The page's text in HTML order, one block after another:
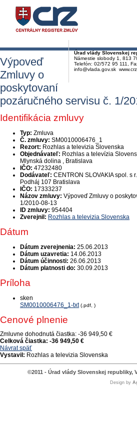
Úrad vlády Slovenskej
Námestie slobody 1, 813
Telefón: 02/572 95 111,
info@vlada.gov.sk
Výpoveď
Zmluvy o
poskytovaní
pozáručného servisu č. 1/
Identifikácia zmluvy
Typ: Zmluva
Č. zmluvy: SM0010006476_1
Rezort: Rozhlas a televizia Slovenska
Objednávateľ: Rozhlas a televízia
Mlynská dolina , Bratislava
IČO: 47232480
Dodávateľ: CENTRON SLOVAKIA spol. s
Podháj 107 Bratislava
IČO: 17333237
Názov zmluvy: Výpoveď Zmluvy o
1/2010-08-13
ID zmluvy: 954404
Zverejnil: Rozhlas a televizia Slovenska
Dátum
Dátum zverejnenia: 25.06.2013
Dátum uzavretia: 14.06.2013
Dátum účinnosti: 26.06.2013
Dátum platnosti do: 30.09.2013
Príloha
sken
SM0010006476_1-txt (.pdf, )
Cenové plnenie
Zmluvne dohodnutá čiastka: -36 949,50 €
Celková čiastka: -36 949,50 €
Návrat späť
Vystavil: Rozhlas a televizia Slovenska
©2011 - Úrad vlády Slovenskej republiky,
Design by